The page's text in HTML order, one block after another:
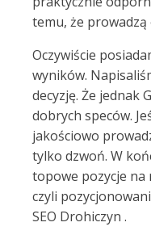
temu, że
Oczywiście
wyników.
decyzję. Że jednak
dobrych speców.
jakościowo
tylko dzwoń. W
topowe pozycje na
czyli
SEO Drohiczyn .